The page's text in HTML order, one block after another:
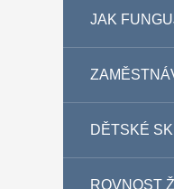
JAK
DĚTSKÉ
ROVNOST